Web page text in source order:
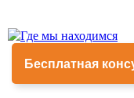
Бесплатная